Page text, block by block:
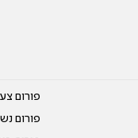
פורום
פורום